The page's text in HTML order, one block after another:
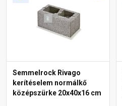
Semmelrock Rivago
kerítéselem normálkő
középszürke 20x40x16 cm